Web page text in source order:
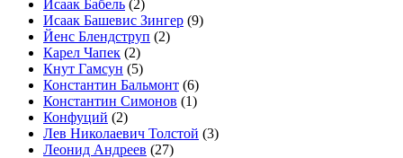
Исаак Бабель (2)
Исаак Башевис Зингер (9)
Йенс Блендструп (2)
Карел Чапек (2)
Кнут Гамсун (5)
Константин Бальмонт (6)
Константин Симонов (1)
Конфуций (2)
Лев Николаевич Толстой (3)
Леонид Андреев (27)